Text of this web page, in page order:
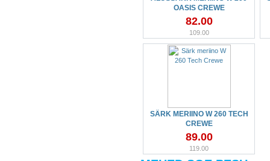
OASIS CREWE
82.00
109.00
SÄRK MERIINO W 260 TECH
CREWE
89.00
119.00